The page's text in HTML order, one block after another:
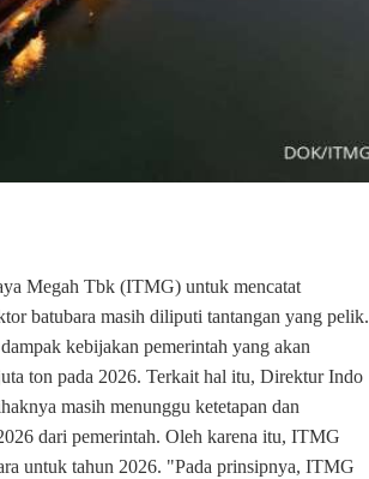
Megah Tbk (ITMG) untuk mencatat
batubara masih diliputi tantangan yang pelik.
kebijakan pemerintah yang akan
ton pada 2026. Terkait hal itu, Direktur Indo
masih menunggu ketetapan dan
dari pemerintah. Oleh karena itu, ITMG
untuk tahun 2026. "Pada prinsipnya, ITMG